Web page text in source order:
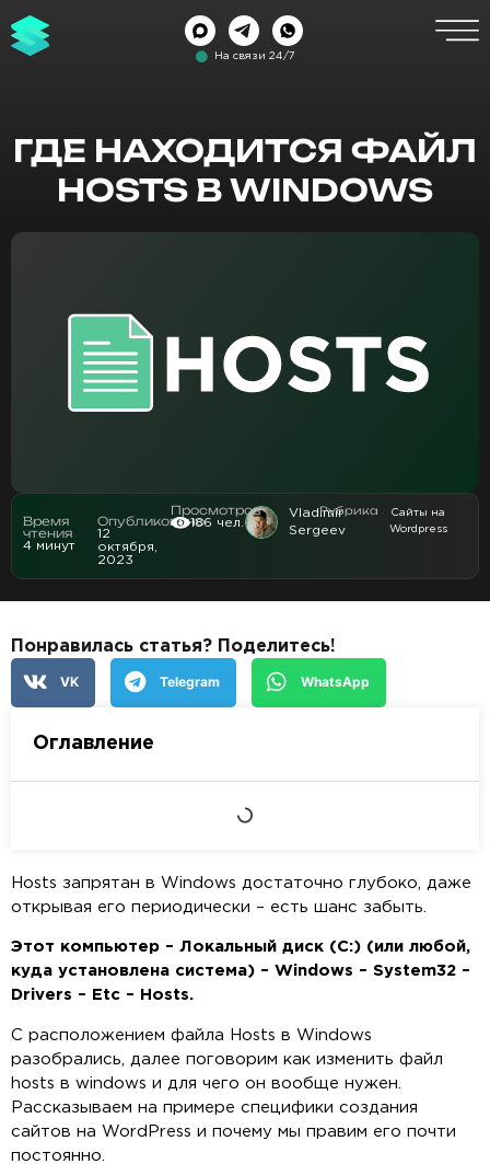
На связи 24/7
ГДЕ НАХОДИТСЯ ФАЙЛ
HOSTS В WINDOWS
Vladimir
Sergeev
Опубликовано
12
октября,
2023
Время
чтения
4 минут
Просмотров
186 чел.
Рубрика
Сайты на
Wordpress
Понравилась статья? Поделитесь!
VK Telegram WhatsApp
Оглавление
Hosts запрятан в Windows достаточно глубоко, даже
открывая его периодически – есть шанс забыть.
Этот компьютер – Локальный диск (C:) (или любой,
куда установлена система) – Windows – System32 –
Drivers –
Etc – Hosts.
С расположением файла Hosts в Windows
разобрались, далее поговорим как изменить файл
hosts в windows и для чего он вообще нужен.
Рассказываем на примере специфики создания
сайтов на WordPress и почему мы правим его почти
постоянно.